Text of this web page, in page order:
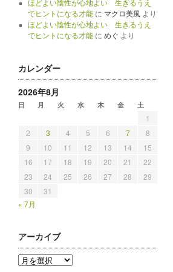
ほどよい陰性が心地よい 生きるうえ
でヒントになる才能に マクロ美風より
ほどよい陰性が心地よい 生きるうえ
でヒントになる才能に めぐ より
カレンダー
2026年8月
日 月 火 水 木 金 土
1
2
3 4 5 6 7
8
9
10 11 12 13 14
15
16
17 18 19 20 21
22
23
24 25 26 27 28
29
30
31
« 7月
アーカイブ
ア